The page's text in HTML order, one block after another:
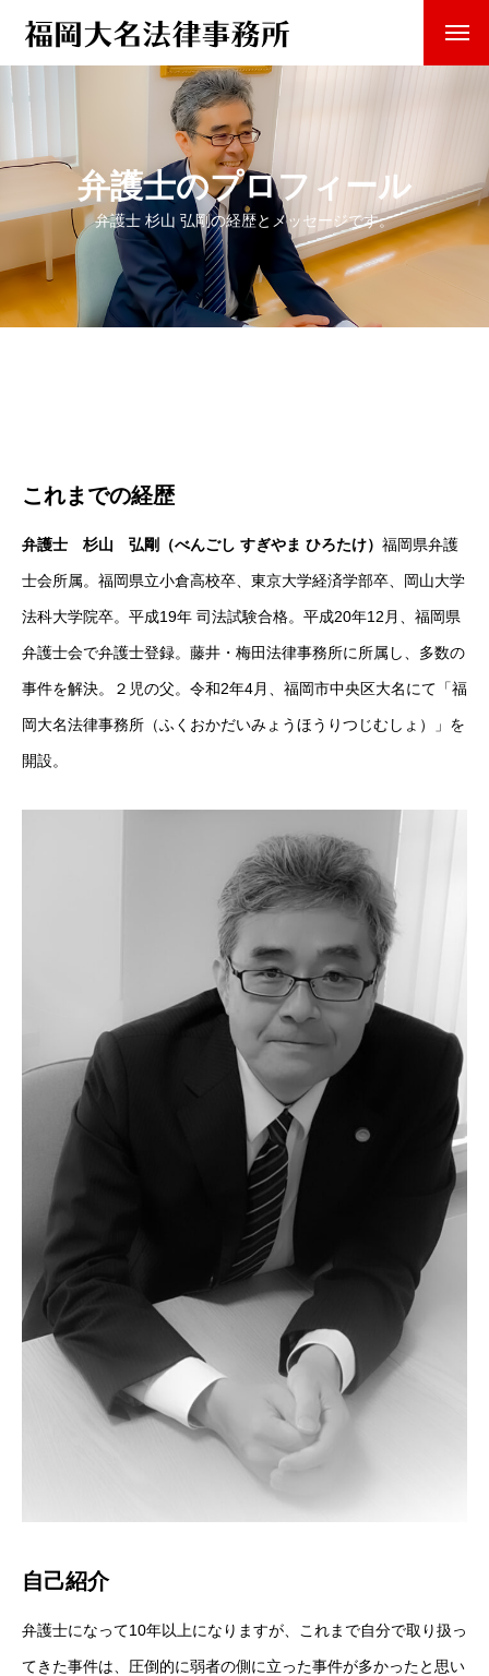
弁護士のプロフィール
弁護士 杉山 弘剛の経歴とメッセージです。
これまでの経歴
弁護士 杉山 弘剛（べんごし すぎやま ひろたけ） 福岡県弁護
士会所属。福岡県立小倉高校卒、東京大学経済学部卒、岡山大学
法科大学院卒。平成19年 司法試験合格。平成20年12月、福岡県
弁護士会で弁護士登録。藤井・梅田法律事務所に所属し、多数の
事件を解決。２児の父。令和2年4月、福岡市中央区大名にて「福
岡大名法律事務所（ふくおかだいみょうほうりつじむしょ）」を
開設。
自己紹介
弁護士になって10年以上になりますが、これまで自分で取り扱っ
てきた事件は、圧倒的に弱者の側に立った事件が多かったと思い